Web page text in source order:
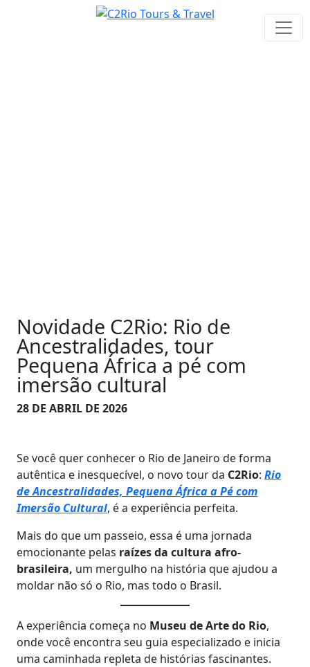
Novidade C2Rio: Rio de
Ancestralidades, tour
Pequena África a pé com
imersão cultural
28 DE ABRIL DE 2026
Se você quer conhecer o Rio de Janeiro de forma
autêntica e inesquecível, o novo tour da C2Rio: Rio
de Ancestralidades, Pequena África a Pé com
Imersão Cultural, é a experiência perfeita.
Mais do que um passeio, essa é uma jornada
emocionante pelas raízes da cultura afro-
brasileira, um mergulho na história que ajudou a
moldar não só o Rio, mas todo o Brasil.
A experiência começa no Museu de Arte do Rio,
onde você encontra seu guia especializado e inicia
uma caminhada repleta de histórias fascinantes.